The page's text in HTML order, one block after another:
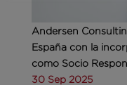
Andersen
España con la
como Socio
30 Sep 2025